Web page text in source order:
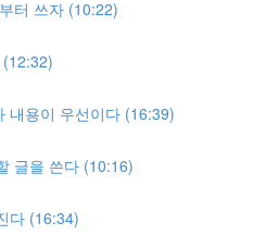
터 쓰자 (10:22)
내용이 우선이다 (16:39)
글을 쓴다 (10:16)
다 (16:34)